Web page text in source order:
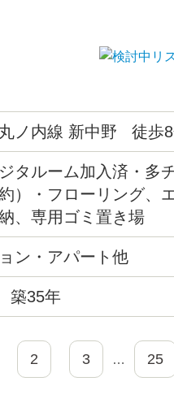
ノ内線 新中野 徒歩
タルーム加入済・多
）・フローリング、
、専用ゴミ置き場
ン・アパート他
築35年
2 3 … 25